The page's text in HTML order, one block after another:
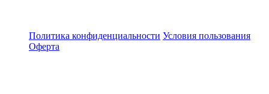
Политика конфиденциальности Условия пользования
Оферта